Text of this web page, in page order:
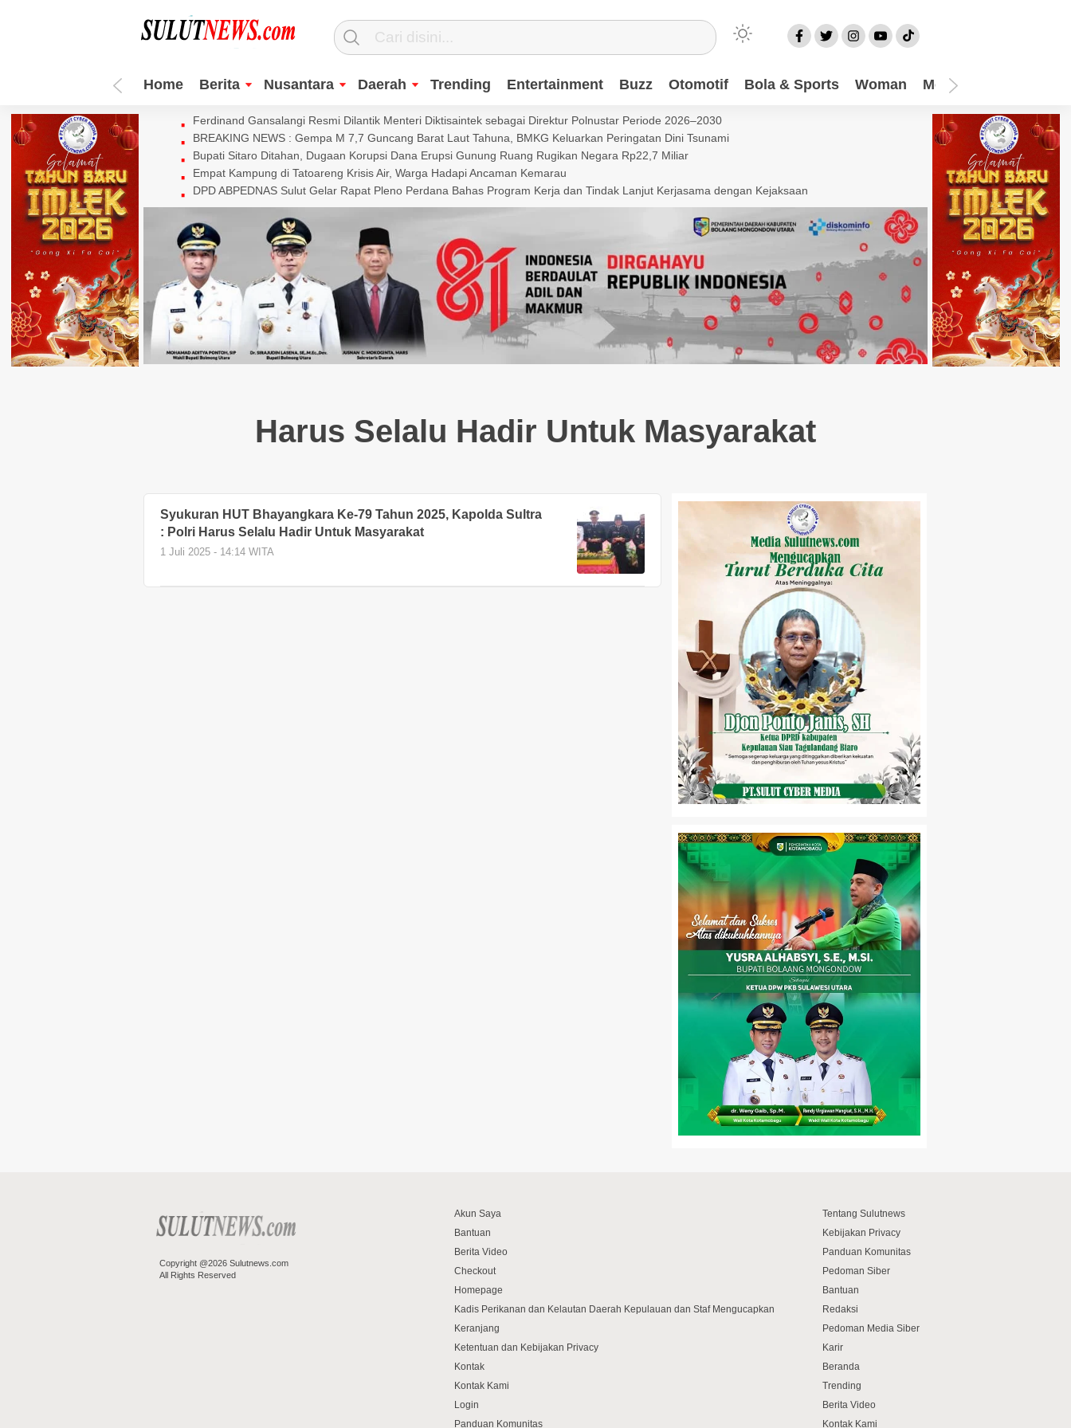
Home Berita Nusantara Daerah Trending Entertainment Buzz Otomotif Bola & Sports Woman Mom
Ferdinand Gansalangi Resmi Dilantik Menteri Diktisaintek sebagai Direktur Polnustar Periode 2026–2030
BREAKING NEWS : Gempa M 7,7 Guncang Barat Laut Tahuna, BMKG Keluarkan Peringatan Dini Tsunami
Bupati Sitaro Ditahan, Dugaan Korupsi Dana Erupsi Gunung Ruang Rugikan Negara Rp22,7 Miliar
Empat Kampung di Tatoareng Krisis Air, Warga Hadapi Ancaman Kemarau
DPD ABPEDNAS Sulut Gelar Rapat Pleno Perdana Bahas Program Kerja dan Tindak Lanjut Kerjasama dengan Kejaksaan
Harus Selalu Hadir Untuk Masyarakat
Syukuran HUT Bhayangkara Ke-79 Tahun 2025, Kapolda Sultra
: Polri Harus Selalu Hadir Untuk Masyarakat
1 Juli 2025 - 14:14 WITA
Copyright @2026 Sulutnews.com
All Rights Reserved
Akun Saya
Bantuan
Berita Video
Checkout
Homepage
Kadis Perikanan dan Kelautan Daerah Kepulauan dan Staf Mengucapkan
Keranjang
Ketentuan dan Kebijakan Privacy
Kontak
Kontak Kami
Login
Panduan Komunitas
Tentang Sulutnews
Kebijakan Privacy
Panduan Komunitas
Pedoman Siber
Bantuan
Redaksi
Pedoman Media Siber
Karir
Beranda
Trending
Berita Video
Kontak Kami